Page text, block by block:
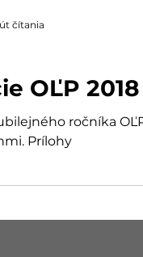
čítania
OĽP 2018
ročníka OĽP
Prílohy